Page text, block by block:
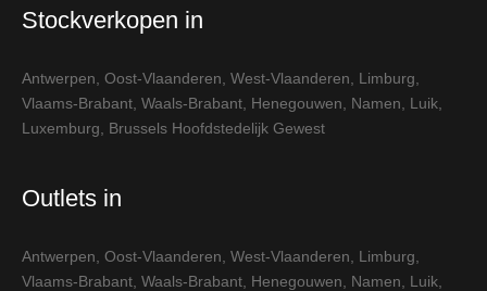
Stockverkopen in
Antwerpen Oost-Vlaanderen West-Vlaanderen Limburg
Vlaams-Brabant Waals-Brabant Henegouwen Namen Luik
Luxemburg
Brussels Hoofdstedelijk Gewest
Outlets in
Antwerpen Oost-Vlaanderen West-Vlaanderen Limburg
Vlaams-Brabant Waals-Brabant Henegouwen Namen Luik